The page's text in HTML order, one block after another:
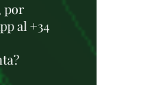
por
al +34